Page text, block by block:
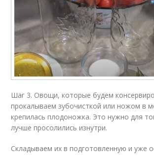
Шаг 3. Овощи, которые будем
прокалываем зубочисткой или ножом в
крепилась плодоножка. Это нужно для
лучше просолились изнутри.
Складываем их в подготовленную и уже